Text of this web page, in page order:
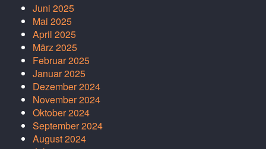
Juni 2025
Mai 2025
April 2025
März 2025
Februar 2025
Januar 2025
Dezember 2024
November 2024
Oktober 2024
September 2024
August 2024